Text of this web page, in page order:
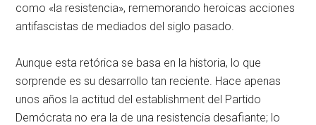
como «la resistencia», rememorando heroicas acciones
antifascistas de mediados del siglo pasado.
Aunque esta retórica se basa en la historia, lo que
sorprende es su desarrollo tan reciente. Hace apenas
unos años la actitud del establishment del Partido
Demócrata no era la de una resistencia desafiante; lo